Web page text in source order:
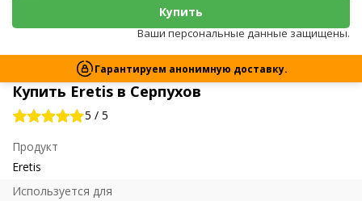
Купить Eretis в Серпухов
5 / 5
Продукт
Eretis
Используется для
Купить
Ваши персональные данные защищены.
Гарантируем анонимную доставку.